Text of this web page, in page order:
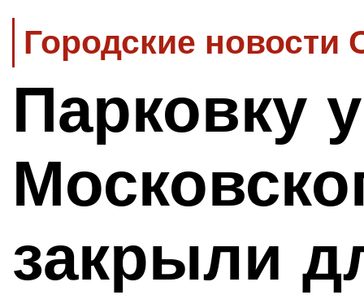
Городские новости
Парковку у
закрыли